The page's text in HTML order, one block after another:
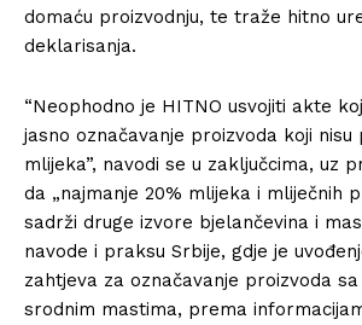
domaću proizvodnju, te traže hitno
deklarisanja.
“Neophodno je HITNO usvojiti akte
jasno označavanje proizvoda koji nisu
mlijeka”, navodi se u zaključcima, uz
da „najmanje 20% mlijeka i mliječnih
sadrži druge izvore bjelančevina i
navode i praksu Srbije, gdje je
zahtjeva za označavanje proizvoda
srodnim mastima, prema